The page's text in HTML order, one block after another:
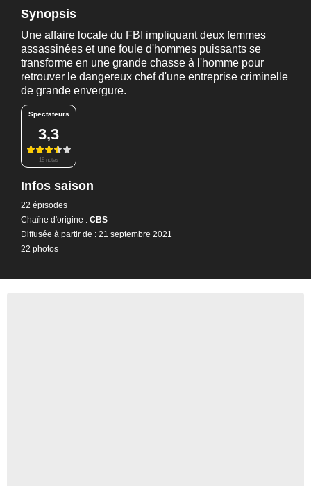
Synopsis
Une affaire locale du FBI impliquant deux femmes
assassinées et une foule d'hommes puissants se
transforme en une grande chasse à l'homme pour
retrouver le dangereux chef d'une entreprise criminelle
de grande envergure.
Spectateurs
3,3
19 notes
Infos saison
22 épisodes
Chaîne d'origine : CBS
Diffusée à partir de : 21 septembre 2021
22 photos